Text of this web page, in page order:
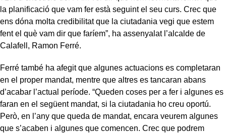
la planificació que vam fer està seguint el seu curs. Crec que
ens dóna molta credibilitat que la ciutadania vegi que estem
fent el què vam dir que faríem”, ha assenyalat l’alcalde de
Calafell, Ramon Ferré.
Ferré també ha afegit que algunes actuacions es completaran
en el proper mandat, mentre que altres es tancaran abans
d’acabar l’actual període. “Queden coses per a fer i algunes es
faran en el següent mandat, si la ciutadania ho creu oportú.
Però, en l’any que queda de mandat, encara veurem algunes
que s’acaben i algunes que comencen. Crec que podrem